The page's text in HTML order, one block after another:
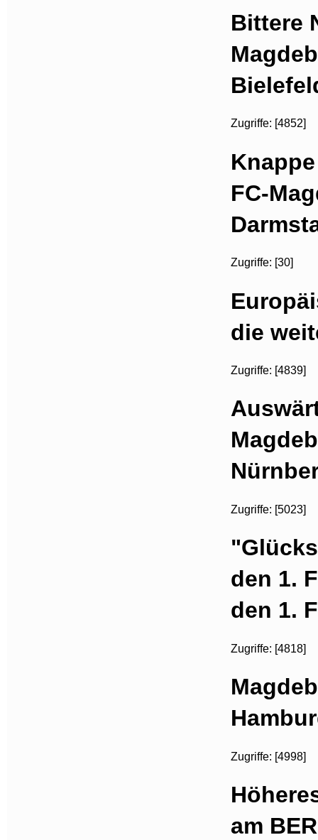
Bittere
Zugriffe: [4852]
FC-
Zugriffe: [30]
die
Zugriffe: [4839]
Zugriffe: [5023]
den 1.
den 1.
Zugriffe: [4818]
Zugriffe: [4998]
am